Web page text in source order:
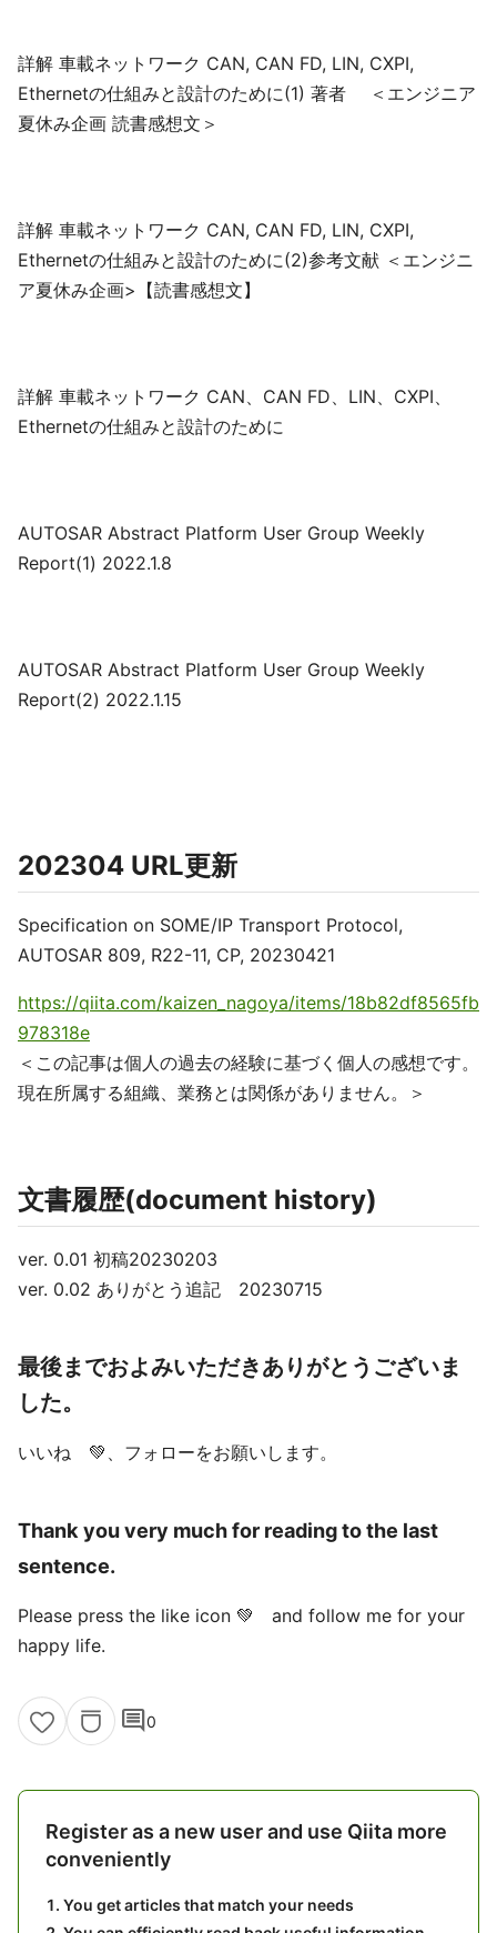
詳解 車載ネットワーク CAN, CAN FD, LIN, CXPI,
Ethernetの仕組みと設計のために(1) 著者 ＜エンジニア
夏休み企画 読書感想文＞
詳解 車載ネットワーク CAN, CAN FD, LIN, CXPI,
Ethernetの仕組みと設計のために(2)参考文献 ＜エンジニ
ア夏休み企画>【読書感想文】
詳解 車載ネットワーク CAN、CAN FD、LIN、CXPI、
Ethernetの仕組みと設計のために
AUTOSAR Abstract Platform User Group Weekly
Report(1) 2022.1.8
AUTOSAR Abstract Platform User Group Weekly
Report(2) 2022.1.15
202304 URL更新
Specification on SOME/IP Transport Protocol,
AUTOSAR 809, R22-11, CP, 20230421
https://qiita.com/kaizen_nagoya/items/18b82df8565fb
978318e
＜この記事は個人の過去の経験に基づく個人の感想です。
現在所属する組織、業務とは関係がありません。＞
文書履歴(document history)
ver. 0.01 初稿20230203
ver. 0.02 ありがとう追記 20230715
最後までおよみいただきありがとうございま
した。
いいね 💚、フォローをお願いします。
Thank you very much for reading to the last
sentence.
Please press the like icon 💚 and follow me for your
happy life.
comment0
Register as a new user and use Qiita more
conveniently
You get articles that match your needs